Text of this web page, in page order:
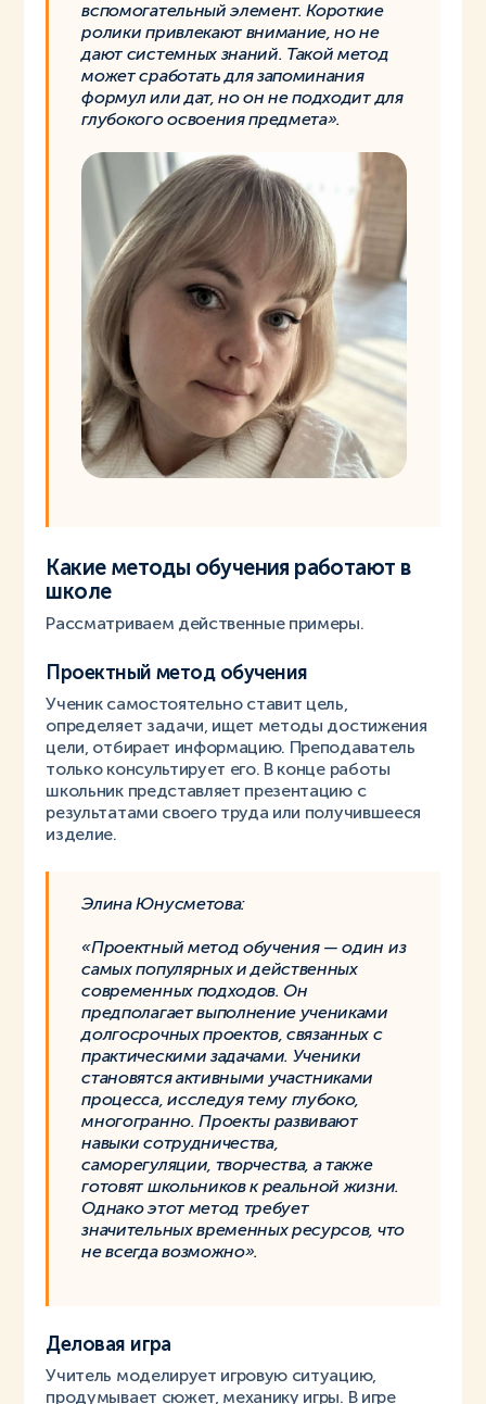
вспомогательный элемент. Короткие
ролики привлекают внимание, но не
дают системных знаний. Такой метод
может сработать для запоминания
формул или дат, но он не подходит для
глубокого освоения предмета».
Какие методы обучения работают в
школе
Рассматриваем действенные примеры.
Проектный метод обучения
Ученик самостоятельно ставит цель,
определяет задачи, ищет методы достижения
цели, отбирает информацию. Преподаватель
только консультирует его. В конце работы
школьник представляет презентацию с
результатами своего труда или получившееся
изделие.
Элина Юнусметова:
«Проектный метод обучения — один из
самых популярных и действенных
современных подходов. Он
предполагает выполнение учениками
долгосрочных проектов, связанных с
практическими задачами. Ученики
становятся активными участниками
процесса, исследуя тему глубоко,
многогранно. Проекты развивают
навыки сотрудничества,
саморегуляции, творчества, а также
готовят школьников к реальной жизни.
Однако этот метод требует
значительных временных ресурсов, что
не всегда возможно».
Деловая игра
Учитель моделирует игровую ситуацию,
продумывает сюжет, механику игры. В игре